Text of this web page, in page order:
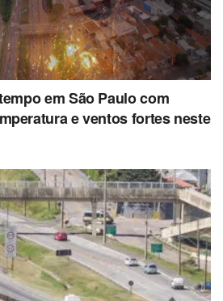
em São Paulo com
e ventos fortes neste